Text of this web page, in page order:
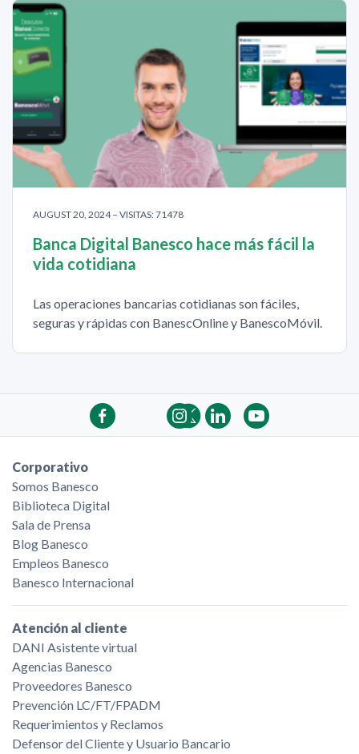
AUGUST 20, 2024 – VISITAS: 71478
Banca Digital Banesco hace más fácil la
vida cotidiana
Las operaciones bancarias cotidianas son fáciles,
seguras y rápidas con BanescOnline y BanescoMóvil.
Corporativo
Somos Banesco
Biblioteca Digital
Sala de Prensa
Blog Banesco
Empleos Banesco
Banesco Internacional
Atención al cliente
DANI Asistente virtual
Agencias Banesco
Proveedores Banesco
Prevención LC/FT/FPADM
Requerimientos y Reclamos
Defensor del Cliente y Usuario Bancario